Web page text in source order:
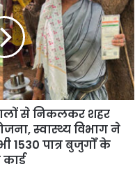
से निकलकर शहर
स्वास्थ्य विभाग ने
1530 पात्र बुजुर्गों के